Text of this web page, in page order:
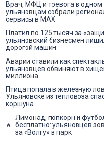
Врач, МФЦ и тревога в одном
ульяновцам собрали
сервисы в MAX
Платил по 125 тысяч за
ульяновский бизнесмен
дорогой машин
Аварии ставили как
ульяновцев обвиняют в
миллиона
Птица попала в железную
Ульяновске из тепловоза
коршуна
Лимонад, попкорн и
бесплатно: ульяновцев
за «Волгу» в парк